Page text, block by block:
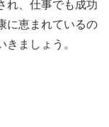
れ、仕事でも成功
に恵まれているの
ましょう。